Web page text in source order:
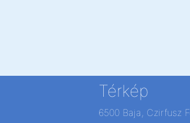
Térkép
6500 Baja, Czirfusz